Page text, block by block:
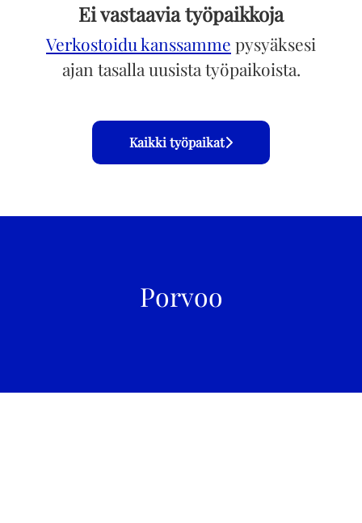
Ei vastaavia työpaikkoja
Verkostoidu kanssamme pysyäksesi
ajan tasalla uusista työpaikoista.
Kaikki työpaikat
Porvoo